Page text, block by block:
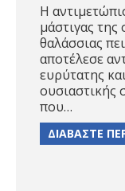
Η
μάστιγας
θαλάσσιας
αποτέλεσε
ευρύτατης
ουσιαστικής
που…
ΔΙΑΒΑΣΤΕ